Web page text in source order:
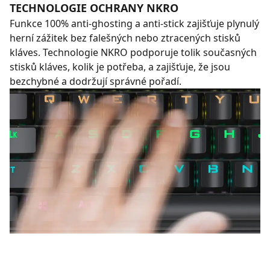
TECHNOLOGIE OCHRANY NKRO
Funkce 100% anti-ghosting a anti-stick zajišťuje plynulý
herní zážitek bez falešných nebo ztracených stisků
kláves. Technologie NKRO podporuje tolik současných
stisků kláves, kolik je potřeba, a zajišťuje, že jsou
bezchybné a dodržují správné pořadí.